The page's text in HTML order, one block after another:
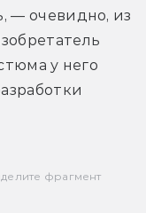
— очевидно, из
у него
фрагмент